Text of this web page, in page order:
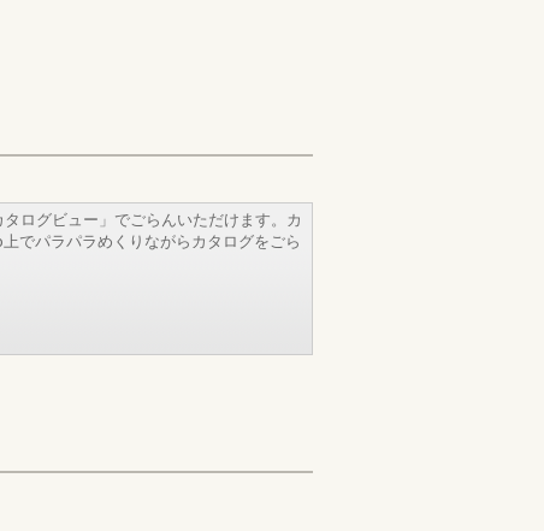
ログビュー」でごらんいただけます。カ
でパラパラめくりながらカタログをごら